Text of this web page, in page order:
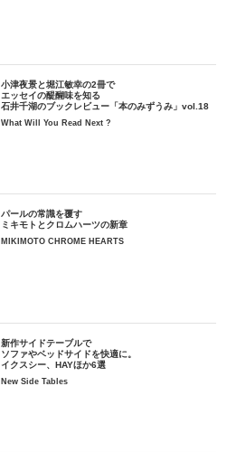
小津夜景と堀江敏幸の2冊で
エッセイの醍醐味を知る
石井千湖のブックレビュー「本のみずうみ」vol.18
What Will You Read Next ?
パールの常識を覆す
ミキモトとクロムハーツの新章
MIKIMOTO CHROME HEARTS
新作サイドテーブルで
ソファやベッドサイドを快適に。
イクスシー、HAYほか6選
New Side Tables